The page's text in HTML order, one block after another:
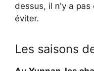
dessus, il n'y a
éviter.
Les saisons